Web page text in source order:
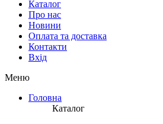
Каталог
Про нас
Новини
Оплата та доставка
Контакти
Вхiд
Меню
Головна
Каталог